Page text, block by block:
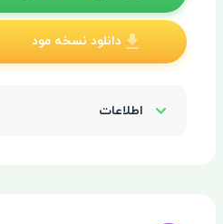
دانلود نسخه مود
اطلاعات